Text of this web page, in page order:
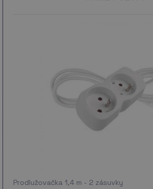
Prodlužovačka 1,4 m - 2 zásuvky